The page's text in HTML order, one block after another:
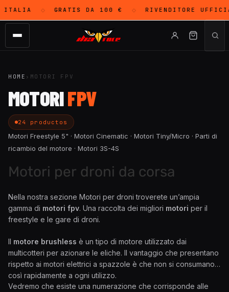
GRATISDA 100 € ◇ RIVENDITORE
HOME › MOTORI FPV
MOTORIFPV
24 productos
Motori Freestyle 5" · Motori Cinematic · Motori Tiny/Micro · Parti di
ricambio del motore · Motori 3S-4S
Motori per droni da corsa
Nella nostra sezione Motori per droni troverete un’ampia
gamma di motori fpv. Una raccolta dei migliori motori per il
freestyle e le gare di droni.
Il motore brushless è un tipo di motore utilizzato dai
multicotteri per azionare le eliche. Il vantaggio che presentano
rispetto ai motori elettrici a spazzole è che non si consumano
così rapidamente a ogni utilizzo.
Vedremo che esiste una numerazione che corrisponde alle